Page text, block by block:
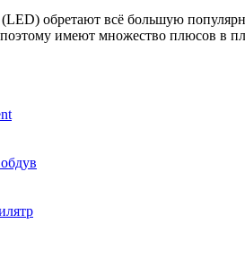
обретают всё большую
имеют множество плюсов в